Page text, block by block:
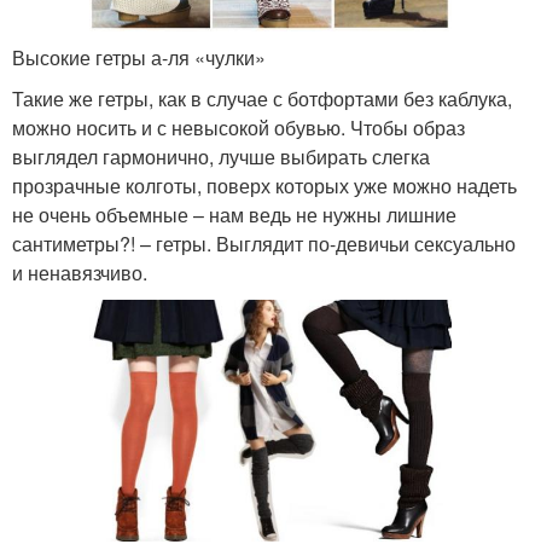
Высокие гетры а-ля «чулки»
Такие же гетры, как в случае с ботфортами без каблука,
можно носить и с невысокой обувью. Чтобы образ
выглядел гармонично, лучше выбирать слегка
прозрачные колготы, поверх которых уже можно надеть
не очень объемные – нам ведь не нужны лишние
сантиметры?! – гетры. Выглядит по-девичьи сексуально
и ненавязчиво.